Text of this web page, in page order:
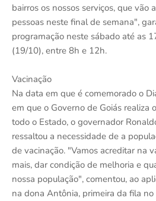
bairros os nossos serviços, que vão
pessoas neste final de semana",
programação neste sábado até as
(19/10), entre 8h e 12h.
Vacinação
Na data em que é comemorado o
em que o Governo de Goiás realiza
todo o Estado, o governador
ressaltou a necessidade de a
de vacinação. "Vamos acreditar na
mais, dar condição de melhoria e
nossa população", comentou, ao
na dona Antônia, primeira da fila no